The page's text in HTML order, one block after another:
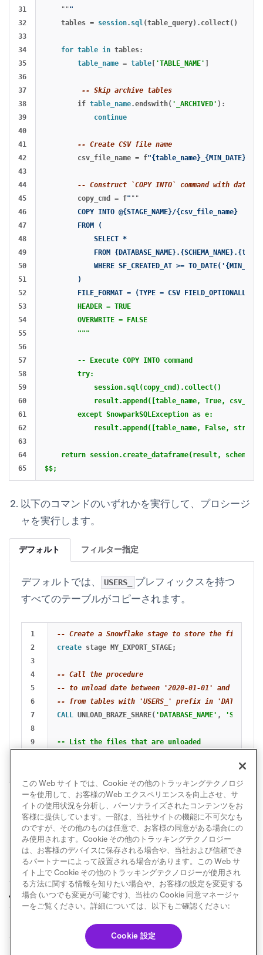
31
32
33
34
35
36
37
38
39
40
41
42
43
44
45
46
47
48
49
50
51
52
53
54
55
56
57
58
59
60
61
62
63
64
"""
tables = session. sql (table_query). collect()
for table in tables:
table_name = table [ 'TABLE_NAME' ]
-- Skip archive tables
if table_name.endswith( '_ARCHIVED' ):
continue
-- Create CSV file name
csv_file_name = f
-- Construct `COPY INTO` command with date
copy_cmd
= f" ""
        COPY INTO @{STAGE_NAME}/{csv_file_name}
        FROM (
            SELECT *
FROM
WHERE SF_CREATED_AT >=
        )
FILE_FORMAT = (TYPE = CSV
        HEADER = TRUE
        OVERWRITE = FALSE
        """
        -- Execute COPY INTO command
        try:
            session.sql(copy_cmd).collect()
result.append([table_name, True,
        except SnowparkSQLException as e:
result.append([table_name, False,
    return session.create_dataframe(result, schema=['
以下のコマンドのいずれかを実行して、プロシージ
ャを実行します。
デフォルト フィルター指定
デフォルトでは、 USERS_
プレフィックスを持つ
すべてのテーブルがコピーされます。
1
2
3
4
5
6
7
8
9
-- Create a Snowflake stage to store the file
create stage MY_EXPORT_STAGE;
-- Call the procedure
-- to unload date between '2020-01-01' and '2021-
-- from tables with 'USERS_' prefix in
CALL
UNLOAD_BRAZE_SHARE( 'DATABASE_NAME' , 'SCHEMA'
-- List the files that are unloaded
前へ ETLイベントパイプラ
インの設定
次へ
エンティティのリレ
ーションシップ
© Braze. All Rights Reserved Privacy Policy
この Web サイトでは、Cookie その他のトラッキングテクノロジ
ーを使用して、お客様のWeb エクスペリエンスを向上させ、サ
イトの使用状況を分析し、パーソナライズされたコンテンツをお
客様に提供しています。一部は、当社サイトの機能に不可欠なも
のですが、その他のものは任意で、お客様の同意がある場合にの
み使用されます。Cookie その他のトラッキングテクノロジー
は、お客様のデバイスに保存される場合や、当社および信頼でき
るパートナーによって設置される場合があります。この Web サ
イト上で Cookie その他のトラッキングテクノロジーが使用され
る方法に関する情報を知りたい場合や、お客様の設定を変更する
場合 (いつでも変更が可能です)、当社の Cookie 同意マネージャ
ーをご覧ください。詳細については、以下もご確認ください:
Cookie 設定